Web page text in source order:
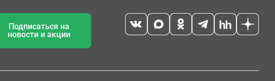
Подписаться на
новости и акции